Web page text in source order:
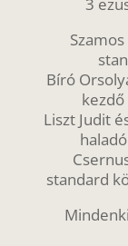
Bíró
Liszt Judit
standard